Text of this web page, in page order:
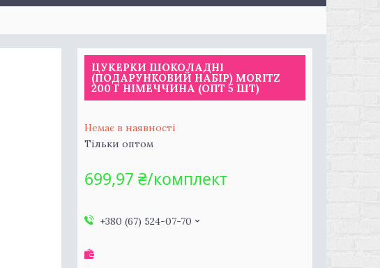
ЦУКЕРКИ ШОКОЛАДНІ
(ПОДАРУНКОВИЙ НАБІР) MORITZ
200 Г НІМЕЧЧИНА (ОПТ 5 ШТ)
Немає в наявності
Тільки оптом
699,97 ₴/комплект
+380 (67) 524-07-70